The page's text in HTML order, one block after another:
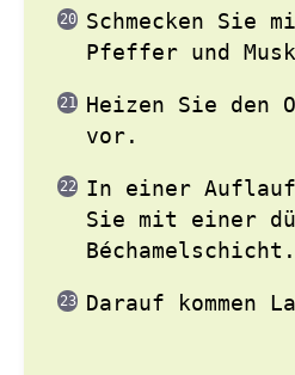
Schmecken Sie
Pfeffer und
Heizen Sie den
vor.
In einer
Sie mit einer
Béchamelschicht.
Darauf kommen